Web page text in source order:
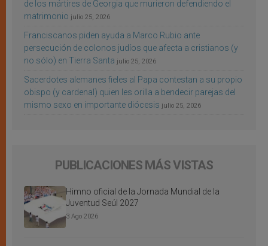
de los mártires de Georgia que murieron defendiendo el
matrimonio julio 25, 2026
Franciscanos piden ayuda a Marco Rubio ante
persecución de colonos judíos que afecta a cristianos (y
no sólo) en Tierra Santa julio 25, 2026
Sacerdotes alemanes fieles al Papa contestan a su propio
obispo (y cardenal) quien les orilla a bendecir parejas del
mismo sexo en importante diócesis julio 25, 2026
PUBLICACIONES MÁS VISTAS
Himno oficial de la Jornada Mundial de la
Juventud Seúl 2027
3 Ago 2026